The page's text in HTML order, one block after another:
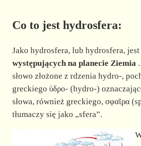
Co to jest hydrosfera:
Jako hydrosfera, lub hydrosfera, jest
występujących na planecie Ziemia.
słowo złożone z rdzenia hydro-,
greckiego ὑδρο- (hydro-)
słowa, również greckiego, σφαῖρα
tłumaczy się jako „sfera”.